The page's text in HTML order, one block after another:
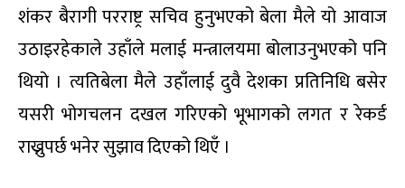
शंकर बैरागी परराष्ट्र सचिव हुनुभएको बेला मैले यो आवाज
उठाइरहेकाले उहाँले मलाई मन्त्रालयमा बोलाउनुभएको पनि
थियो । त्यतिबेला मैले उहाँलाई दुवै देशका प्रतिनिधि बसेर
यसरी भोगचलन दखल गरिएको भूभागको लगत र रेकर्ड
राख्नुपर्छ भनेर सुझाव दिएको थिएँ ।